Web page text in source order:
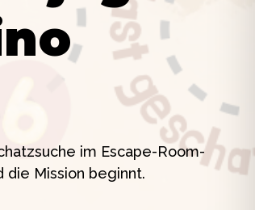
im Escape-Room-
die Mission beginnt.